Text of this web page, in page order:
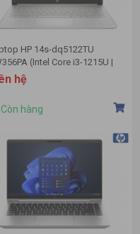
HP 14s-dq5122TU
(Intel Core i3-1215U |
| 256GB | Intel UHD | Win 11 |
hệ
Còn hàng